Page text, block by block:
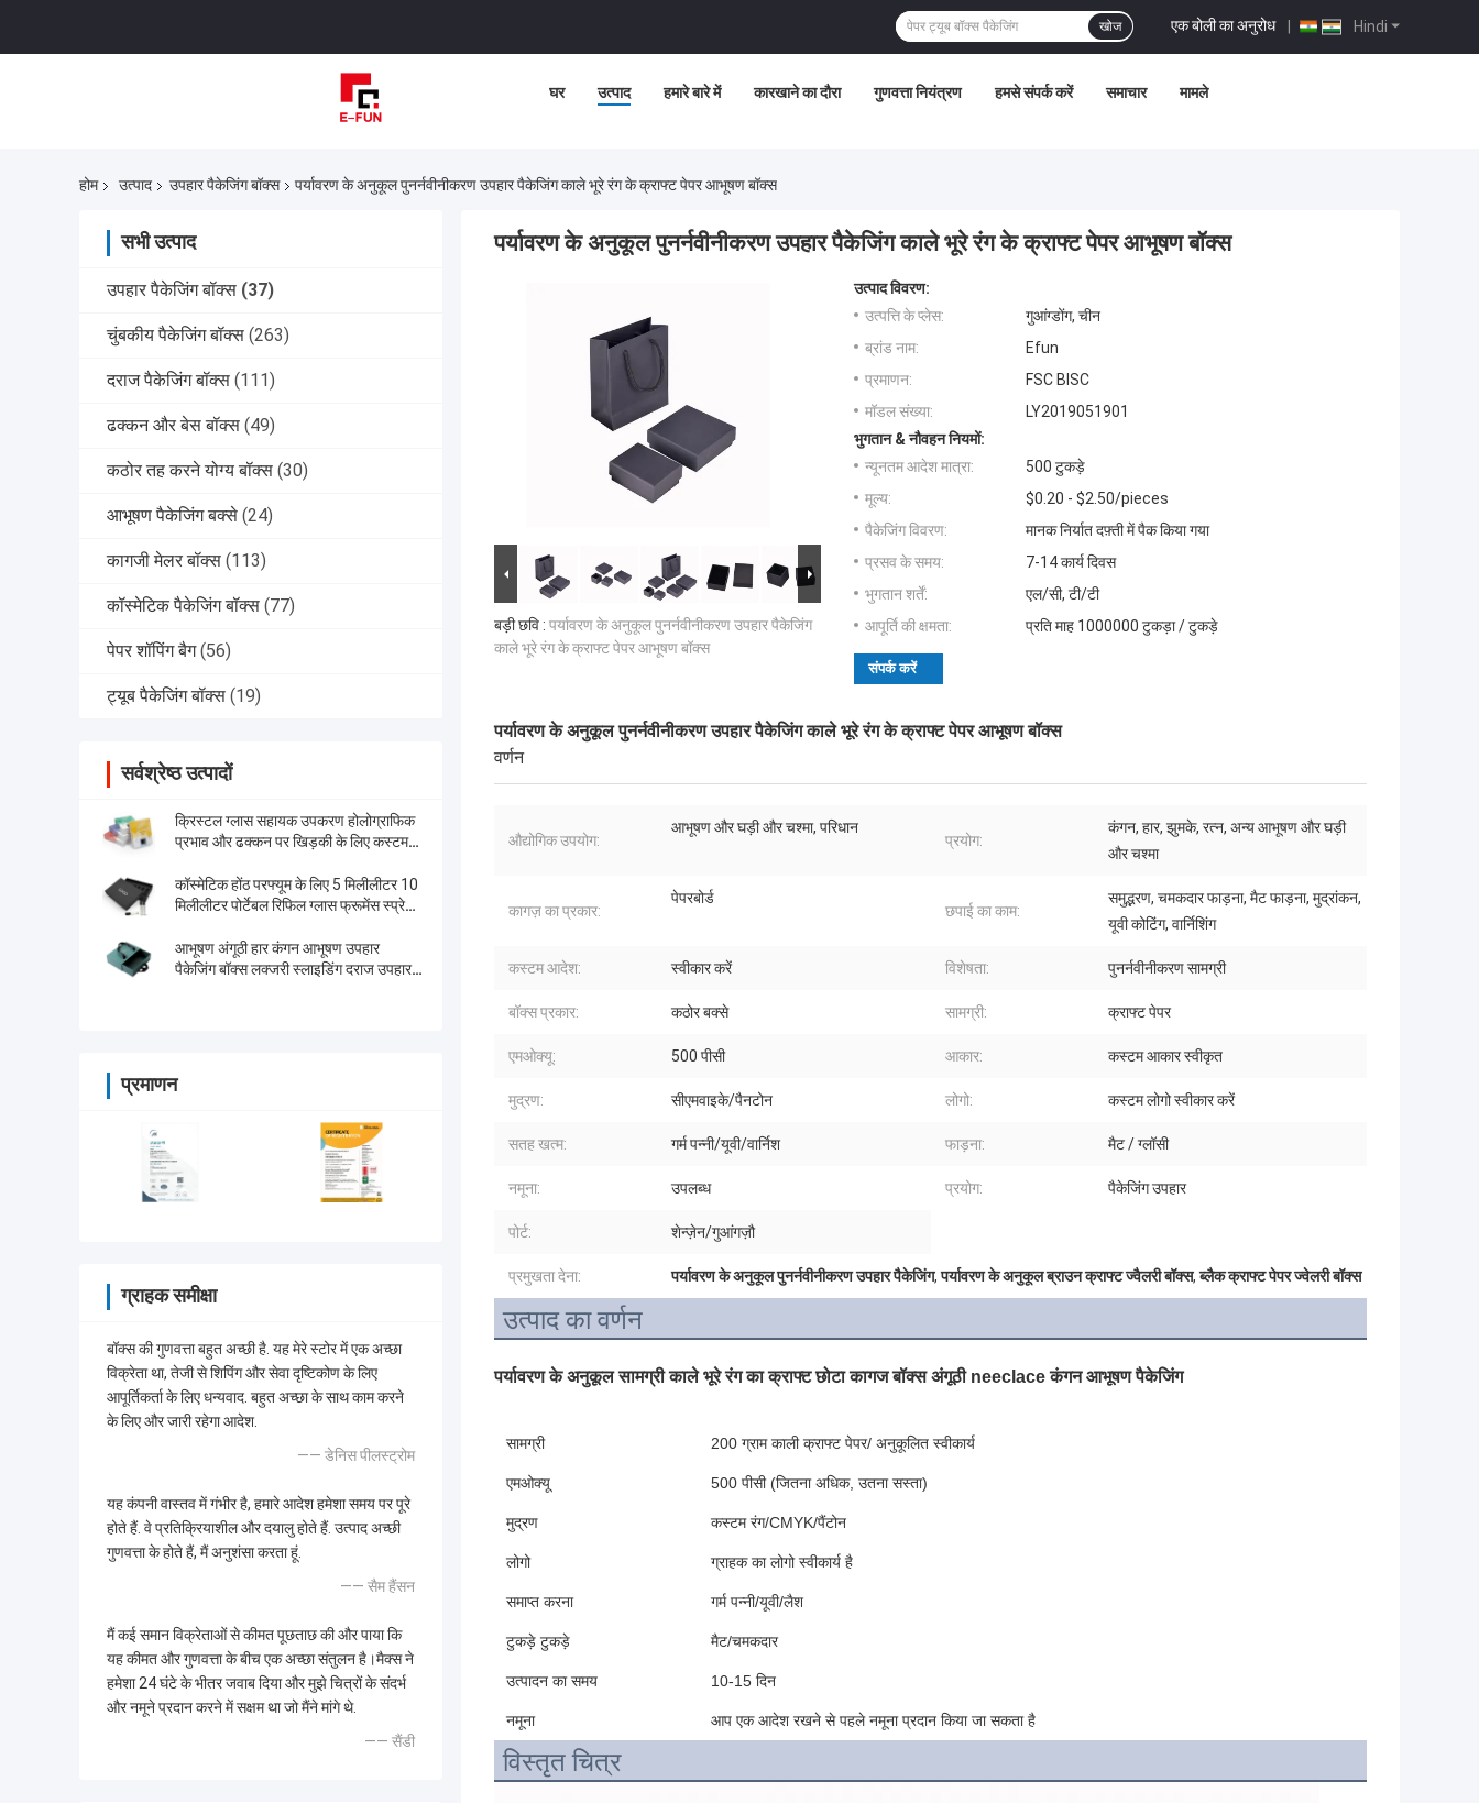
Hindi
एक बोली का अनुरोध |
खोज
घर उत्पाद हमारे बारे में कारखाने का दौरा गुणवत्ता नियंत्रण हमसे संपर्क करें समाचार मामले
होम उत्पाद उपहार पैकेजिंग बॉक्स पर्यावरण के अनुकूल पुनर्नवीनीकरण उपहार पैकेजिंग काले भूरे रंग के क्राफ्ट पेपर आभूषण बॉक्स
सभी उत्पाद
उपहार पैकेजिंग बॉक्स (37)
चुंबकीय पैकेजिंग बॉक्स (263)
दराज पैकेजिंग बॉक्स (111)
ढक्कन और बेस बॉक्स (49)
कठोर तह करने योग्य बॉक्स (30)
आभूषण पैकेजिंग बक्से (24)
कागजी मेलर बॉक्स (113)
कॉस्मेटिक पैकेजिंग बॉक्स (77)
पेपर शॉपिंग बैग (56)
ट्यूब पैकेजिंग बॉक्स (19)
सर्वश्रेष्ठ उत्पादों
क्रिस्टल ग्लास सहायक उपकरण होलोग्राफिक
प्रभाव और ढक्कन पर खिड़की के लिए कस्टम
कॉस्मेटिक होंठ परफ्यूम के लिए 5 मिलीलीटर 10
मिलीलीटर पोर्टेबल रिफिल ग्लास फ्रूमेंस स्प्रे
आभूषण अंगूठी हार कंगन आभूषण उपहार
पैकेजिंग बॉक्स लक्जरी स्लाइडिंग दराज उपहार
प्रमाणन
ग्राहक समीक्षा
बॉक्स की गुणवत्ता बहुत अच्छी है. यह मेरे स्टोर में एक अच्छा
विक्रेता था, तेजी से शिपिंग और सेवा दृष्टिकोण के लिए
आपूर्तिकर्ता के लिए धन्यवाद. बहुत अच्छा के साथ काम करने
के लिए और जारी रहेगा आदेश.
—— डेनिस पीलस्ट्रोम
यह कंपनी वास्तव में गंभीर है, हमारे आदेश हमेशा समय पर पूरे
होते हैं. वे प्रतिक्रियाशील और दयालु होते हैं. उत्पाद अच्छी
गुणवत्ता के होते हैं, मैं अनुशंसा करता हूं.
—— सैम हैंसन
मैं कई समान विक्रेताओं से कीमत पूछताछ की और पाया कि
यह कीमत और गुणवत्ता के बीच एक अच्छा संतुलन है।मैक्स ने
हमेशा 24 घंटे के भीतर जवाब दिया और मुझे चित्रों के संदर्भ
और नमूने प्रदान करने में सक्षम था जो मैंने मांगे थे.
—— सैंडी
पर्यावरण के अनुकूल पुनर्नवीनीकरण उपहार पैकेजिंग काले भूरे रंग के क्राफ्ट पेपर आभूषण बॉक्स
बड़ी छवि : पर्यावरण के अनुकूल पुनर्नवीनीकरण उपहार पैकेजिंग
काले भूरे रंग के क्राफ्ट पेपर आभूषण बॉक्स
उत्पाद विवरण:
उत्पत्ति के प्लेस:
गुआंग्डोंग, चीन
ब्रांड नाम:
Efun
प्रमाणन:
FSC BISC
मॉडल संख्या:
LY2019051901
भुगतान & नौवहन नियमों:
न्यूनतम आदेश मात्रा:
500 टुकड़े
मूल्य:
$0.20 - $2.50/pieces
पैकेजिंग विवरण:
मानक निर्यात दफ़्ती में पैक किया गया
प्रसव के समय:
7-14 कार्य दिवस
भुगतान शर्तें:
एल/सी, टी/टी
आपूर्ति की क्षमता:
प्रति माह 1000000 टुकड़ा / टुकड़े
संपर्क करें
पर्यावरण के अनुकूल पुनर्नवीनीकरण उपहार पैकेजिंग काले भूरे रंग के क्राफ्ट पेपर आभूषण बॉक्स
वर्णन
औद्योगिक उपयोग:
आभूषण और घड़ी और चश्मा, परिधान
प्रयोग:
कंगन, हार, झुमके, रत्न, अन्य आभूषण और घड़ी
और चश्मा
कागज़ का प्रकार:
पेपरबोर्ड
छपाई का काम:
समुद्भरण, चमकदार फाड़ना, मैट फाड़ना, मुद्रांकन,
यूवी कोटिंग, वार्निशिंग
कस्टम आदेश: स्वीकार करें विशेषता: पुनर्नवीनीकरण सामग्री
बॉक्स प्रकार: कठोर बक्से सामग्री: क्राफ्ट पेपर
एमओक्यू: 500 पीसी आकार: कस्टम आकार स्वीकृत
मुद्रण: सीएमवाइके/पैनटोन लोगो: कस्टम लोगो स्वीकार करें
सतह खत्म: गर्म पन्नी/यूवी/वार्निश फाड़ना: मैट / ग्लॉसी
नमूना: उपलब्ध प्रयोग: पैकेजिंग उपहार
पोर्ट: शेन्ज़ेन/गुआंगज़ौ
प्रमुखता देना: पर्यावरण के अनुकूल पुनर्नवीनीकरण उपहार पैकेजिंग,पर्यावरण के अनुकूल ब्राउन क्राफ्ट ज्वैलरी बॉक्स,ब्लैक क्राफ्ट पेपर ज्वेलरी बॉक्स
उत्पाद का वर्णन
पर्यावरण के अनुकूल सामग्री काले भूरे रंग का क्राफ्ट छोटा कागज बॉक्स अंगूठी neeclace कंगन आभूषण पैकेजिंग
सामग्री 200 ग्राम काली क्राफ्ट पेपर/ अनुकूलित स्वीकार्य
एमओक्यू 500 पीसी (जितना अधिक, उतना सस्ता)
मुद्रण कस्टम रंग/CMYK/पैंटोन
लोगो ग्राहक का लोगो स्वीकार्य है
समाप्त करना गर्म पन्नी/यूवी/लैश
टुकड़े टुकड़े मैट/चमकदार
उत्पादन का समय 10-15 दिन
नमूना आप एक आदेश रखने से पहले नमूना प्रदान किया जा सकता है
विस्तृत चित्र